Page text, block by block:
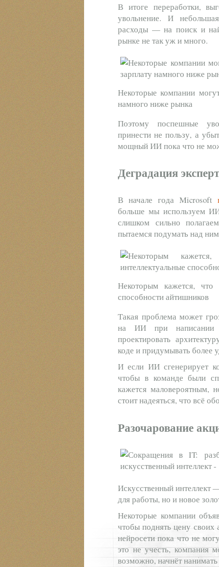
В итоге переработки,
увольнение. И
расходы — на поиск и
рынке не так уж и много.
Некоторые компании
намного ниже рынка
Поэтому поспешные
принести не пользу, а
мощный ИИ пока что не
Деградация
В начале года Microsoft
больше мы используем
слишком сильно
пытаемся подумать над
Некоторым кажется, что
способности айтишников
Такая проблема может
на ИИ при написании
проектировать
коде и придумывать более
И если ИИ сгенерирует
чтобы в команде были
кажется маловероятным,
стоит надеяться, что всё
Разочарование
Искусственный интеллект
для работы, но и новое
Некоторые компании
чтобы поднять цену своих
нейросети пока что не
это не учесть, компания
возможно, начнёт